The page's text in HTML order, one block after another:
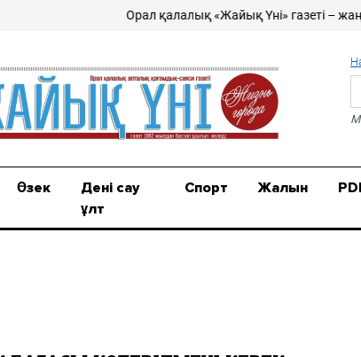
Орал қалалық «Жайық Үні» газеті –
Өзек
Дені сау
ұлт
Спорт Жалын